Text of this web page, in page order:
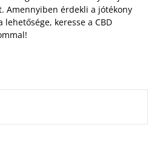
Amennyiben érdekli a jótékony
keresse a CBD